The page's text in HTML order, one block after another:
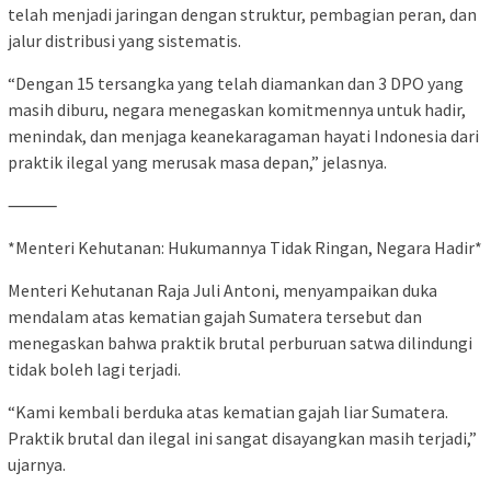
telah menjadi jaringan dengan struktur, pembagian peran, dan
jalur distribusi yang sistematis.
“Dengan 15 tersangka yang telah diamankan dan 3 DPO yang
masih diburu, negara menegaskan komitmennya untuk hadir,
menindak, dan menjaga keanekaragaman hayati Indonesia dari
praktik ilegal yang merusak masa depan,” jelasnya.
⸻
*Menteri Kehutanan: Hukumannya Tidak Ringan, Negara Hadir*
Menteri Kehutanan Raja Juli Antoni, menyampaikan duka
mendalam atas kematian gajah Sumatera tersebut dan
menegaskan bahwa praktik brutal perburuan satwa dilindungi
tidak boleh lagi terjadi.
“Kami kembali berduka atas kematian gajah liar Sumatera.
Praktik brutal dan ilegal ini sangat disayangkan masih terjadi,”
ujarnya.